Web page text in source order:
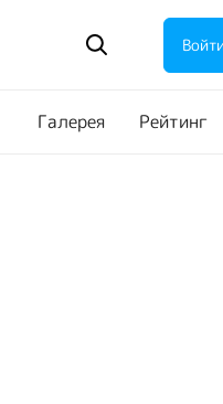
Галерея Рейтинг
Прошедшие акции